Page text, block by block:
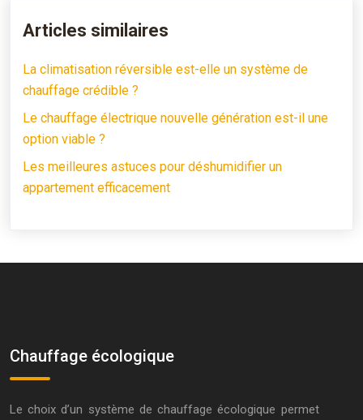
Articles similaires
La climatisation réversible est-elle un système de
chauffage crédible ?
Le chauffage électrique nouvelle génération est-il une
option viable ?
Les meilleures astuces pour déshumidifier un
appartement efficacement
Chauffage écologique
Le choix d’un système de chauffage écologique permet